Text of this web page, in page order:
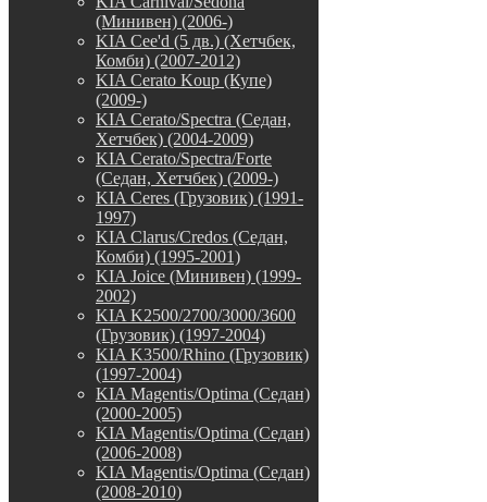
(Минивен) (2006-)
KIA Cee'd (5 дв.) (Хетчбек,
Комби) (2007-2012)
KIA Cerato Koup (Купе)
(2009-)
KIA Cerato/Spectra (Седан,
Хетчбек) (2004-2009)
KIA Cerato/Spectra/Forte
(Седан, Хетчбек) (2009-)
KIA Ceres (Грузовик) (1991-
1997)
KIA Clarus/Credos (Седан,
Комби) (1995-2001)
KIA Joice (Минивен) (1999-
2002)
KIA K2500/2700/3000/3600
(Грузовик) (1997-2004)
KIA K3500/Rhino (Грузовик)
(1997-2004)
KIA Magentis/Optima (Седан)
(2000-2005)
KIA Magentis/Optima (Седан)
(2006-2008)
KIA Magentis/Optima (Седан)
(2008-2010)